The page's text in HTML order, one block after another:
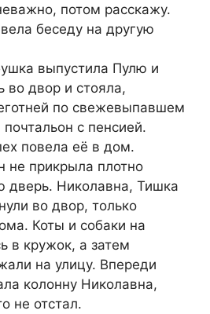
потом расскажу.
беседу на другую
выпустила Пулю и
во двор и стояла,
по свежевыпавшем
с пенсией.
повела её в дом.
не прикрыла плотно
дверь. Николавна, Тишка
во двор, только
Коты и собаки на
в кружок, а затем
на улицу. Впереди
колонну Николавна,
не отстал.